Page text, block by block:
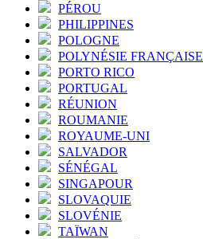
PÉROU
PHILIPPINES
POLOGNE
POLYNÉSIE FRANÇAISE
PORTO RICO
PORTUGAL
RÉUNION
ROUMANIE
ROYAUME-UNI
SALVADOR
SÉNÉGAL
SINGAPOUR
SLOVAQUIE
SLOVÉNIE
TAÏWAN